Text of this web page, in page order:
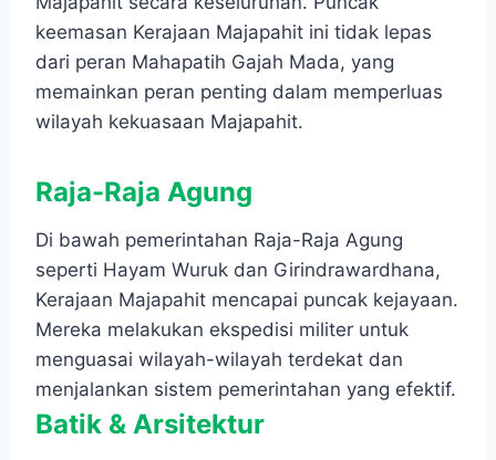
keemasan Kerajaan Majapahit ini tidak lepas
dari peran Mahapatih Gajah Mada, yang
memainkan peran penting dalam memperluas
wilayah kekuasaan Majapahit.
Raja-Raja Agung
Di bawah pemerintahan Raja-Raja Agung
seperti Hayam Wuruk dan Girindrawardhana,
Kerajaan Majapahit mencapai puncak kejayaan.
Mereka melakukan ekspedisi militer untuk
menguasai wilayah-wilayah terdekat dan
menjalankan sistem pemerintahan yang efektif.
Batik & Arsitektur